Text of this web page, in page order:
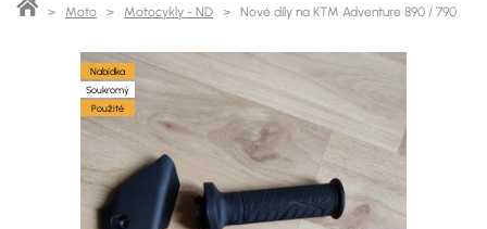
> Moto > Motocykly - ND > Nové díly na KTM Adventure 890 / 790
Nabídka
Soukromý
Použité